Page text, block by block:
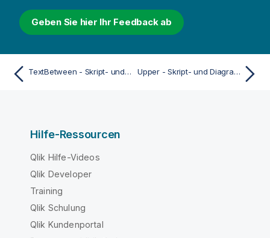
Geben Sie hier Ihr Feedback ab
TextBetween - Skript- und Diagrammfunktion Upper - Skript- und Diagrammfunktion
Hilfe-Ressourcen
Qlik Hilfe-Videos
Qlik Developer
Training
Qlik Schulung
Qlik Kundenportal